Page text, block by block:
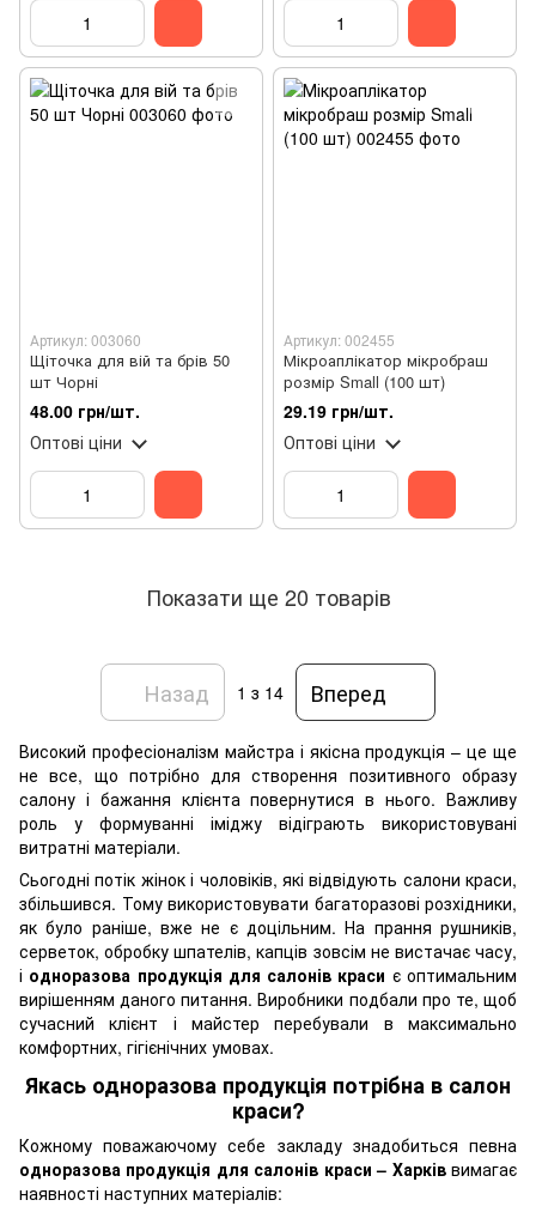
Артикул: 003060
Щіточка для вій та брів 50
шт Чорні
48.00 грн/шт.
Оптові ціни
Артикул: 002455
Мікроаплікатор мікробраш
розмір Small (100 шт)
29.19 грн/шт.
Оптові ціни
Показати ще 20 товарів
Назад 1 з 14 Вперед
Високий професіоналізм майстра і якісна продукція – це ще
не все, що потрібно для створення позитивного образу
салону і бажання клієнта повернутися в нього. Важливу
роль у формуванні іміджу відіграють використовувані
витратні матеріали.
Сьогодні потік жінок і чоловіків, які відвідують салони краси,
збільшився. Тому використовувати багаторазові розхідники,
як було раніше, вже не є доцільним. На прання рушників,
серветок, обробку шпателів, капців зовсім не вистачає часу,
і одноразова продукція для салонів краси є оптимальним
вирішенням даного питання. Виробники подбали про те, щоб
сучасний клієнт і майстер перебували в максимально
комфортних, гігієнічних умовах.
Якась одноразова продукція потрібна в салон
краси?
Кожному поважаючому себе закладу знадобиться певна
одноразова продукція для салонів краси – Харківвимагає
наявності наступних матеріалів: